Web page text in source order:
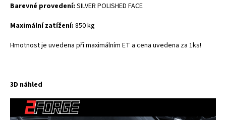
Barevné provedení: SILVER POLISHED FACE
Maximální zatížení: 850 kg
Hmotnost je uvedena při maximálním ET a cena uvedena za 1ks!
3D náhled